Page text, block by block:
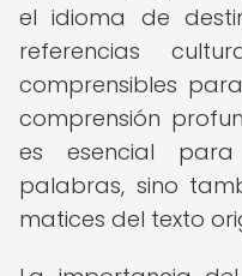
el idioma de
referencias
comprensibles
comprensión
es esencial
palabras, sino
matices del texto